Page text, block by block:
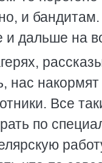
и
дальше на
нас
Все
по